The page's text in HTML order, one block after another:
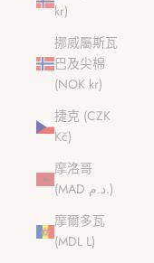
kr)
挪威屬斯瓦
巴及尖棉
(NOK kr)
捷克 (CZK
Kč)
摩洛哥
(MAD د.م.)
摩爾多瓦
(MDL L)